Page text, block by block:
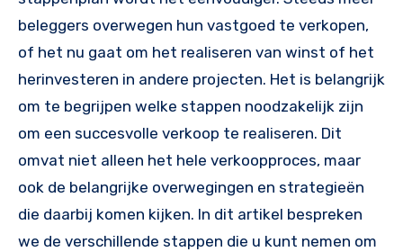
beleggers overwegen hun vastgoed te verkopen,
of het nu gaat om het realiseren van winst of het
herinvesteren in andere projecten. Het is belangrijk
om te begrijpen welke stappen noodzakelijk zijn
om een succesvolle verkoop te realiseren. Dit
omvat niet alleen het hele verkoopproces, maar
ook de belangrijke overwegingen en strategieën
die daarbij komen kijken. In dit artikel bespreken
we de verschillende stappen die u kunt nemen om